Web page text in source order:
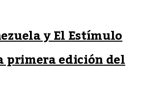
y El Estímulo
primera edición del